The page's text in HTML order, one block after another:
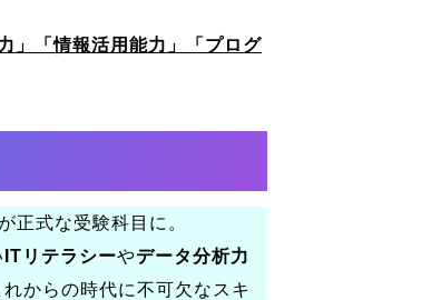
力」「情報活用能力」「プログ
正式な受験科目に。
ITリテラシーやデータ分析力
からの時代に不可欠なスキ